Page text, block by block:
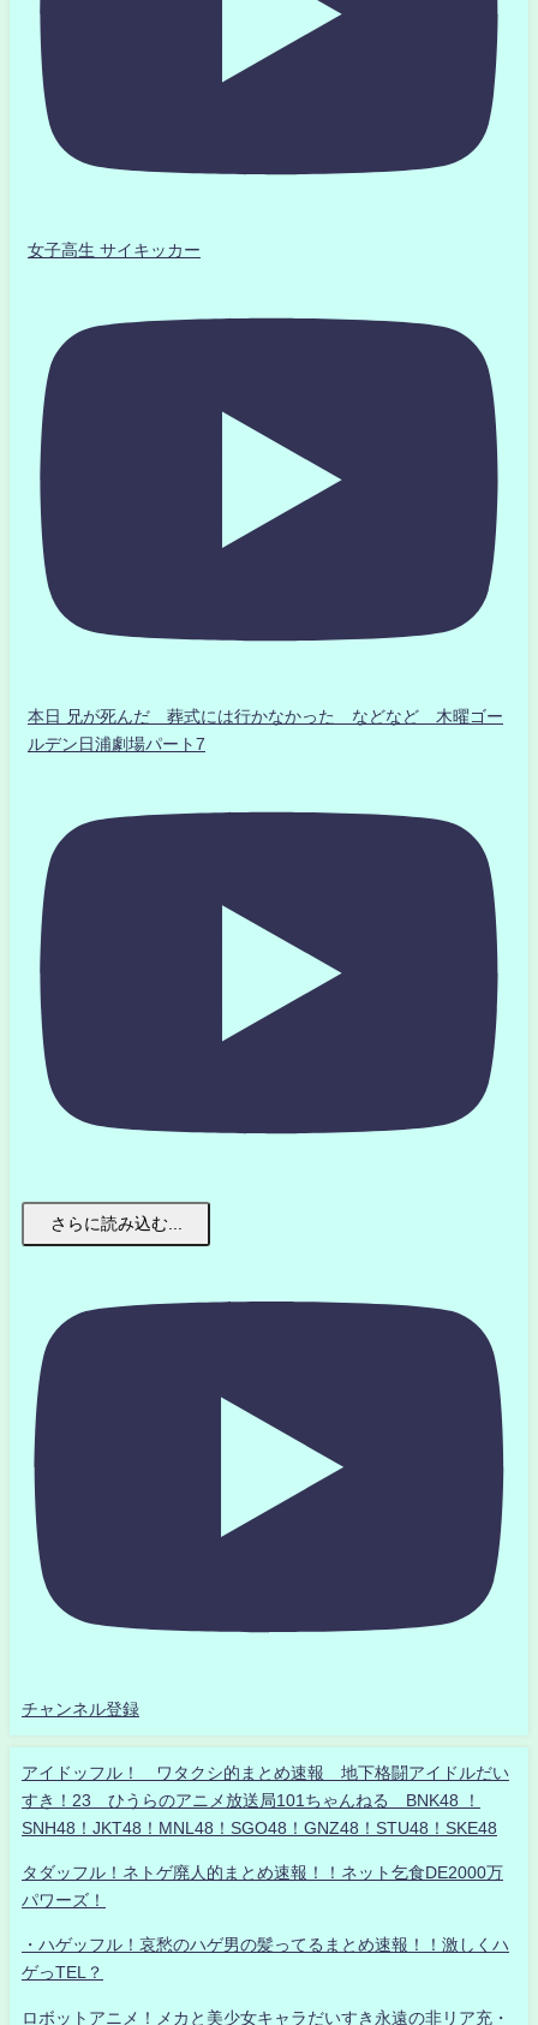
女子高生 サイキッカー
本日 兄が死んだ 葬式には行かなかった などなど 木曜ゴー
ルデン日浦劇場パート7
さらに読み込む...
チャンネル登録
アイドッフル！ ワタクシ的まとめ速報 地下格闘アイドルだい
すき！23 ひうらのアニメ放送局101ちゃんねる BNK48 ！
SNH48！JKT48！MNL48！SGO48！GNZ48！STU48！SKE48
タダッフル！ネトゲ廃人的まとめ速報！！ネット乞食DE2000万
パワーズ！
・ハゲッフル！哀愁のハゲ男の髪ってるまとめ速報！！激しくハ
ゲっTEL？
ロボットアニメ！メカと美少女キャラだいすき永遠の非リア充・